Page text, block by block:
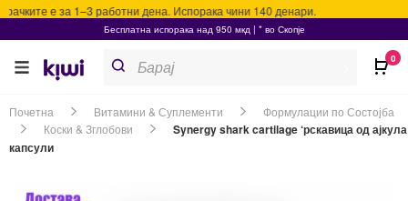
е за 1–3 работни дена. Испорака чини 140 денари.
Бесплатна испорака над 950 мкд | * во Скопје
search
Почетна Витамини & Суплементи
Формулации по Состојба
Коски & Зглобови
Synergy shark cartilage ‘рскавица од ајкула
капсули
0